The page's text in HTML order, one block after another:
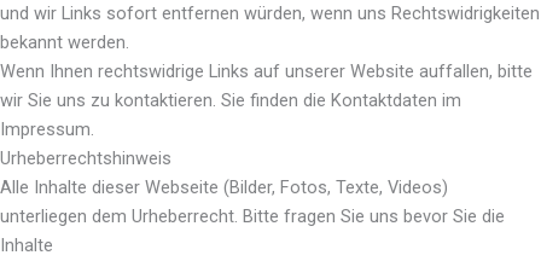
und wir Links sofort entfernen würden, wenn uns Rechtswidrigkeiten
bekannt werden.
Wenn Ihnen rechtswidrige Links auf unserer Website auffallen, bitte
wir Sie uns zu kontaktieren. Sie finden die Kontaktdaten im
Impressum.
Urheberrechtshinweis
Alle Inhalte dieser Webseite (Bilder, Fotos, Texte, Videos)
unterliegen dem Urheberrecht. Bitte fragen Sie uns bevor Sie die
Inhalte